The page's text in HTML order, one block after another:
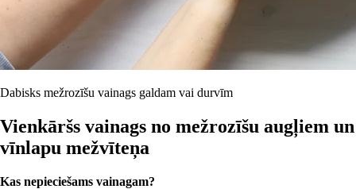
Dabisks mežrozīšu vainags galdam vai durvīm
Vienkāršs vainags no mežrozīšu augļiem un
vīnlapu mežvīteņa
Kas nepieciešams vainagam?